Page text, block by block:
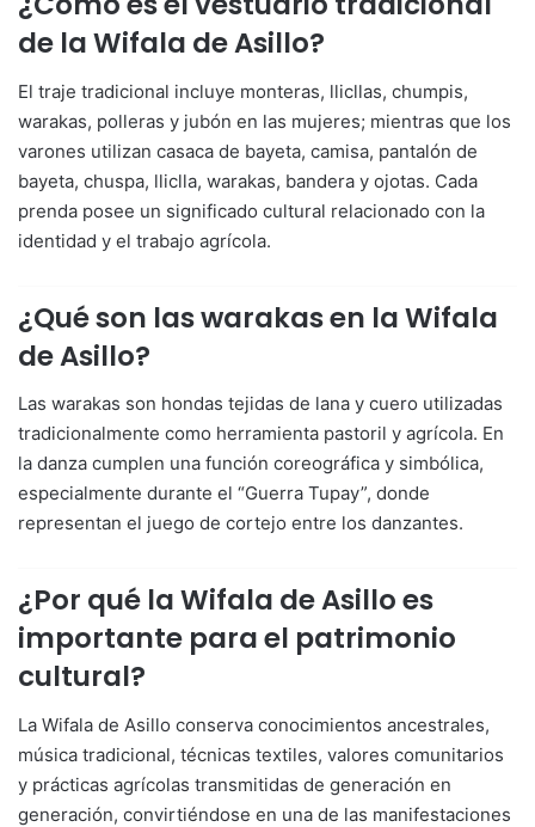
de la Wifala de Asillo?
El traje tradicional incluye monteras, llicllas, chumpis,
warakas, polleras y jubón en las mujeres; mientras que los
varones utilizan casaca de bayeta, camisa, pantalón de
bayeta, chuspa, lliclla, warakas, bandera y ojotas. Cada
prenda posee un significado cultural relacionado con la
identidad y el trabajo agrícola.
¿Qué son las warakas en la Wifala
de Asillo?
Las warakas son hondas tejidas de lana y cuero utilizadas
tradicionalmente como herramienta pastoril y agrícola. En
la danza cumplen una función coreográfica y simbólica,
especialmente durante el “Guerra Tupay”, donde
representan el juego de cortejo entre los danzantes.
¿Por qué la Wifala de Asillo es
importante para el patrimonio
cultural?
La Wifala de Asillo conserva conocimientos ancestrales,
música tradicional, técnicas textiles, valores comunitarios
y prácticas agrícolas transmitidas de generación en
generación, convirtiéndose en una de las manifestaciones